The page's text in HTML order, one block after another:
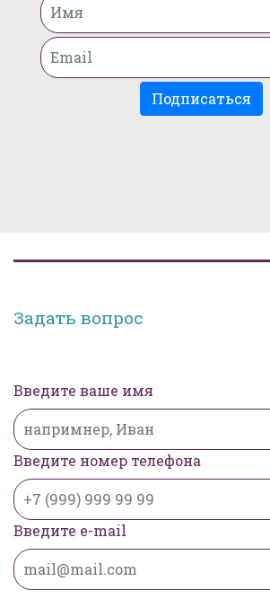
Подписаться
Задать вопрос
Введите ваше имя
Введите номер телефона
Введите e-mail